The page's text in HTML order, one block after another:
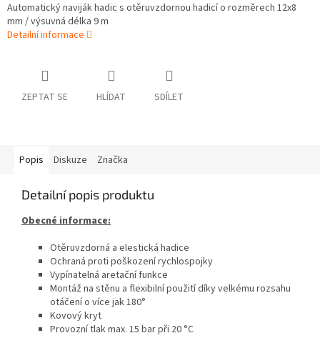
Automatický naviják hadic s otěruvzdornou hadicí o rozměrech 12x8
mm / výsuvná délka 9 m
Detailní informace
ZEPTAT SE HLÍDAT SDÍLET
Popis Diskuze Značka
Detailní popis produktu
Obecné informace:
Otěruvzdorná a elestická hadice
Ochraná proti poškození rychlospojky
Vypínatelná aretační funkce
Montáž na stěnu a flexibilní použití díky velkému rozsahu
otáčení o více jak 180°
Kovový kryt
Provozní tlak max. 15 bar při 20 °C